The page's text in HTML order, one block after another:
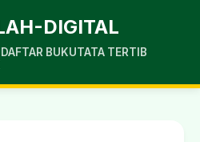
DIGITAL
DAFTAR BUKUTATA TERTIB